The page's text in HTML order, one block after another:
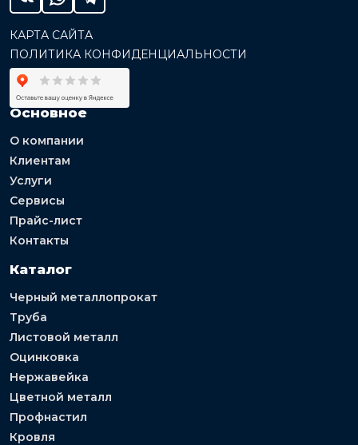
КАРТА САЙТА
ПОЛИТИКА КОНФИДЕНЦИАЛЬНОСТИ
Основное
О компании
Клиентам
Услуги
Сервисы
Прайс-лист
Контакты
Каталог
Черный металлопрокат
Труба
Листовой металл
Оцинковка
Нержавейка
Цветной металл
Профнастил
Кровля